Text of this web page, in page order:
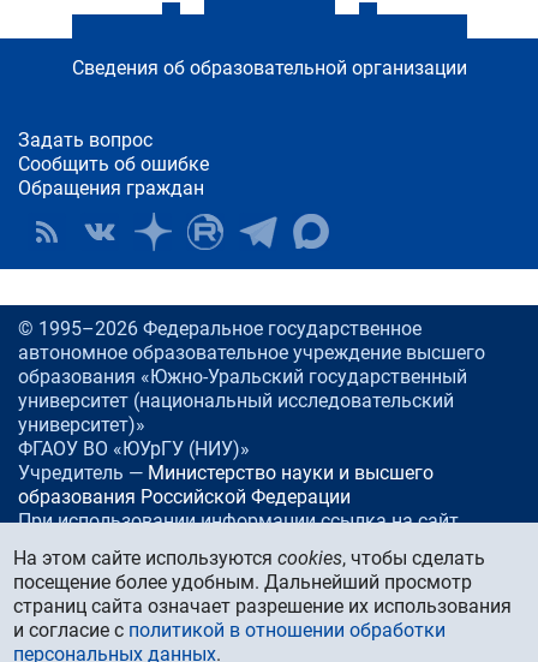
Сведения об образовательной организации
Задать вопрос
Сообщить об ошибке
Обращения граждан
© 1995–2026 Федеральное государственное
автономное образовательное учреждение высшего
образования «Южно-Уральский государственный
университет (национальный исследовательский
университет)»
ФГАОУ ВО «ЮУрГУ (НИУ)»
Учредитель — Министерство науки и высшего
образования Российской Федерации
При использовании информации ссылка на сайт
www.
susu.ru
Россия, 454080Челябинск, проспект Ленина, 76
Тел./факс:+7 (351) 267-99-00
E-mail:info@susu.ru
На этом сайте используютсяcookies, чтобы сделать
посещение более удобным. Дальнейший просмотр
страниц сайта означает разрешение их использования
и согласие с политикой в отношении обработки
персональных данных.